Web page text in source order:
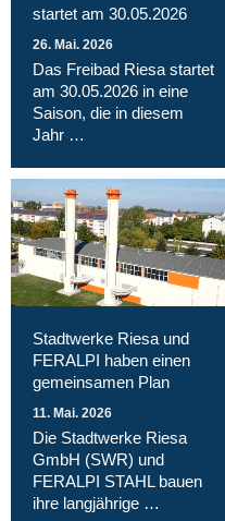
startet am 30.05.2026
26. Mai. 2026
Das Freibad Riesa startet
am 30.05.2026 in eine
Saison, die in diesem
Jahr …
Stadtwerke Riesa und
FERALPI haben einen
gemeinsamen Plan
11. Mai. 2026
Die Stadtwerke Riesa
GmbH (SWR) und
FERALPI STAHL bauen
ihre langjährige …